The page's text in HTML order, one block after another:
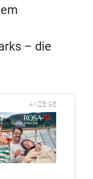
– die
ANZEIGE